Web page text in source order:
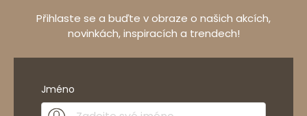
Přihlaste se a buďte v obraze o našich akcích,
novinkách, inspiracích a trendech!
Jméno